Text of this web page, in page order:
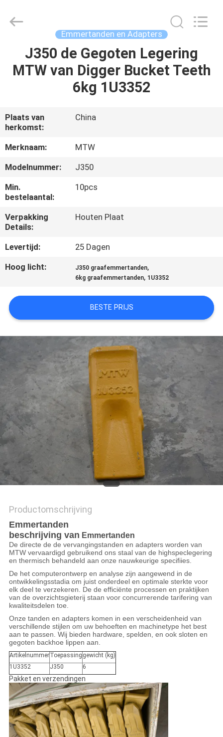
HUIS
PRODUCTEN
VIDEO'S
ONGEVEER
ONS
FABRIEKSREIS
KWALITEITSCONTROLE
CONTACTEER
NIEUWS
VERZOEK
OM EEN
CITAAT
SITEMAP
PRIVACY
POLICY
PARTS
(SUZHOU)
Emmertanden en Adapters
J350 de Gegoten Legering
MTW van Digger Bucket Teeth
6kg 1U3352
Plaats van
herkomst:
China
Merknaam:
MTW
Modelnummer:
J350
Min.
bestelaantal:
10pcs
Verpakking
Details:
Houten Plaat
Levertijd:
25 Dagen
Hoog licht:
J350 graafemmertanden,
6kg graafemmertanden, 1U3352
BESTE PRIJS
Productomschrijving
Emmertanden
beschrijving van Emmertanden
De directe de de vervangingstanden en adapters worden van
MTW vervaardigd gebruikend ons staal van de highspeclegering
en thermisch behandeld aan onze nauwkeurige specifiies.
De het computerontwerp en analyse zijn aangewend in de
ontwikkelingsstadia om juist onderdeel en optimale sterkte voor
elk deel te verzekeren. De de efficiënte processen en praktijken
van de overzichtsgieterij staan voor concurrerende tarifering van
kwaliteitsdelen toe.
Onze tanden en adapters komen in een verscheidenheid van
verschillende stijlen om uw behoeften en machinetype het best
aan te passen. Wij bieden hardware, spelden, en ook sloten en
gegoten backhoe lippen aan.
ArtikelnummerToepassing gewicht (kg)
1U3352
J350 6
Pakket en verzendingen